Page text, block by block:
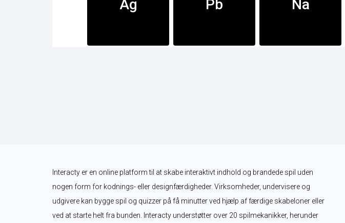
Interacty er en online platform til at skabe interaktivt indhold og brandede spil uden
nogen form for kodnings- eller designfærdigheder. Virksomheder, undervisere og
udgivere kan bygge spil og quizzer på få minutter ved hjælp af færdige skabeloner eller
ved at starte helt fra bunden. Interacty understøtter over 20 spilmekanikker, herunder